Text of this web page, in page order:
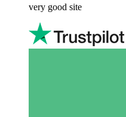
very good site